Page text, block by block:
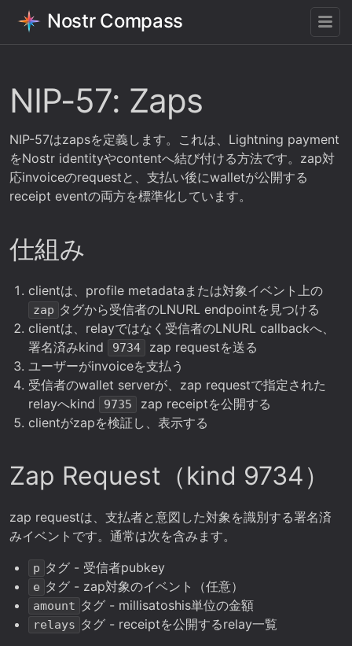
Nostr Compass
NIP-57: Zaps
NIP-57はzapsを定義します。これは、Lightning payment
をNostr identityやcontentへ結び付ける方法です。zap対
応invoiceのrequestと、支払い後にwalletが公開する
receipt eventの両方を標準化しています。
仕組み
clientは、profile metadataまたは対象イベント上の
zap タグから受信者のLNURL endpointを見つける
clientは、relayではなく受信者のLNURL callbackへ、
署名済みkind
9734
zap requestを送る
ユーザーがinvoiceを支払う
受信者のwallet serverが、zap requestで指定された
relayへkind
9735
zap receiptを公開する
clientがzapを検証し、表示する
Zap Request（kind 9734）
zap requestは、支払者と意図した対象を識別する署名済
みイベントです。通常は次を含みます。
p タグ - 受信者pubkey
e タグ - zap対象のイベント（任意）
amount タグ - millisatoshis単位の金額
relays タグ - receiptを公開するrelay一覧